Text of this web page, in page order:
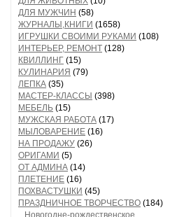
ДЛЯ МУЖЧИН (58)
ЖУРНАЛЫ,КНИГИ (1658)
ИГРУШКИ СВОИМИ РУКАМИ (108)
ИНТЕРЬЕР, РЕМОНТ (128)
КВИЛЛИНГ (15)
КУЛИНАРИЯ (79)
ЛЕПКА (35)
МАСТЕР-КЛАССЫ (398)
МЕБЕЛЬ (15)
МУЖСКАЯ РАБОТА (17)
МЫЛОВАРЕНИЕ (16)
НА ПРОДАЖУ (26)
ОРИГАМИ (5)
ОТ АДМИНА (14)
ПЛЕТЕНИЕ (16)
ПОХВАСТУШКИ (45)
ПРАЗДНИЧНОЕ ТВОРЧЕСТВО (184)
Новогодне-рождественское